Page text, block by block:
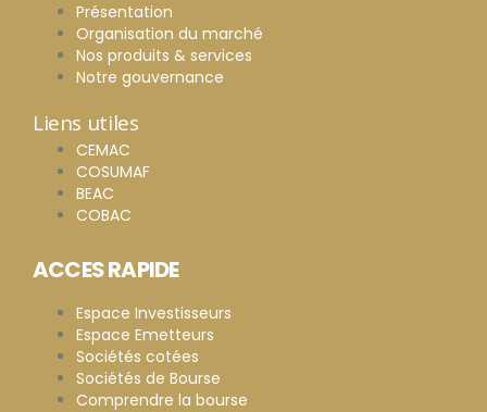
Présentation
Organisation du marché
Nos produits & services
Notre gouvernance
Liens utiles
CEMAC
COSUMAF
BEAC
COBAC
ACCES RAPIDE
Espace Investisseurs
Espace Emetteurs
Sociétés cotées
Sociétés de Bourse
Comprendre la bourse